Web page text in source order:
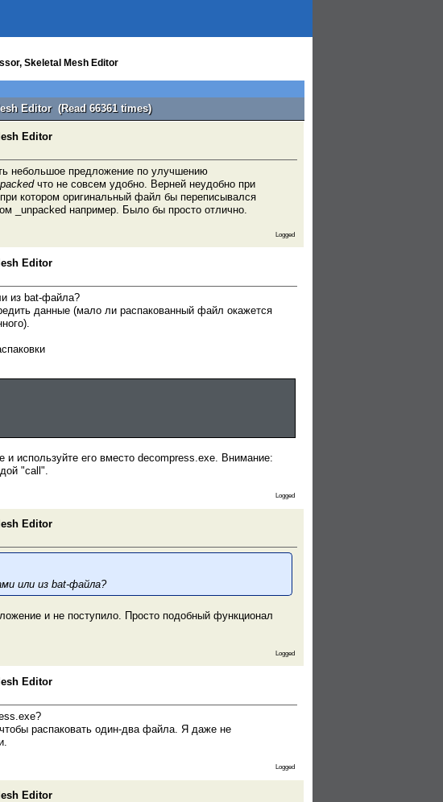
Skeletal Mesh Editor
Editor (Read 66361 times)
Editor
небольшое предложение по улучшению
что не совсем удобно. Верней неудобно при
котором оригинальный файл бы переписывался
_unpacked например. Было бы просто отлично.
Logged
Editor
из bat-файла?
данные (мало ли распакованный файл окажется
используйте его вместо decompress.exe. Внимание:
"call".
Logged
Editor
или из bat-файла?
и не поступило. Просто подобный функционал
Logged
Editor
распаковать один-два файла. Я даже не
Logged
Editor